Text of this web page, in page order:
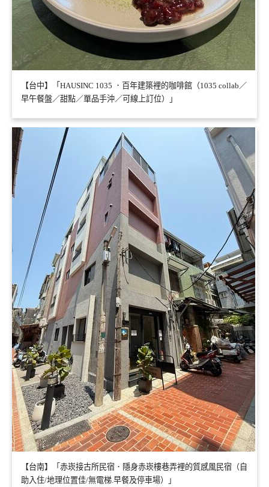
【台中】「HAUSINC 1035 ．百年建築裡的咖啡館（1035 collab／
早午餐盤／甜點／單品手沖／可線上訂位）」
【台南】「赤崁接古所民宿．隱身赤崁樓巷弄裡的質感風民宿（自
助入住/地理位置佳/無電梯.早餐及停車場）」